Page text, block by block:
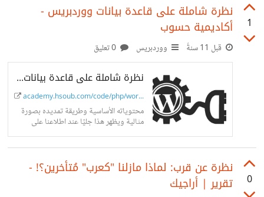
بالضبط فوق منطقة ممتلئة بالمباني ،إليكم الأمر الغريب لم أسمع
صوت إرتطام أو تصادم مع سطح الأرض و لم أجد أثرا لفوهة
التصادم مع العلم أني بعد الحادثة سألت كل من أعرف عن ما إذا
رأوا سقوط جسم غريب من السماء و كلهم بدون
1
نظرة شاملة على قاعدة بيانات ووردبريس -
أكاديمية حسوب
قبل 11 سنةً ووردبريس
نظرة شاملة على قاعدة بيانات ووردبريس
academy.hsoub.com/code/php/wordpre...
محتوياته الأساسية وطريقة تمديده بصورة
مثالية ويظهر هذا جليًَا عند اطلاعنا على
جداول meta في الفقرات القادمة.
0
نظرة عن قرب: لماذا مازلنا "كعرب" مُتأخرين؟! -
تقرير | أراجيك